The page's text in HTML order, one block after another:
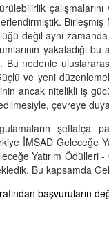
Birleşmiş
değil aynı
yakaladığı
Bu nedenle
ve yeni
ancak nitelikli iş gücü
çevreye
şeffafça
İMSAD Geleceğe
Yatırım Ödülleri
Bu kapsamda
başvuruların